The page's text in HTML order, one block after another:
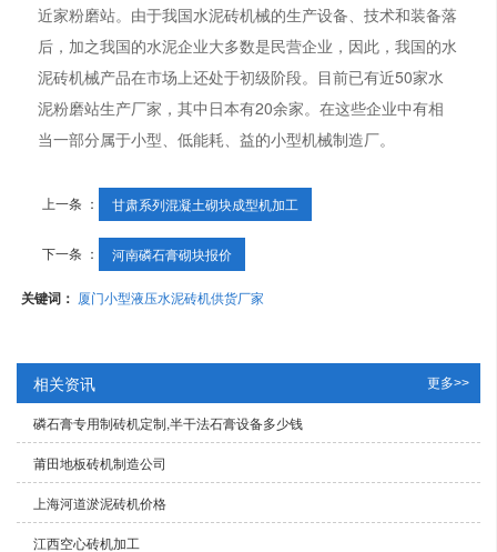
近家粉磨站。由于我国水泥砖机械的生产设备、技术和装备落
后，加之我国的水泥企业大多数是民营企业，因此，我国的水
泥砖机械产品在市场上还处于初级阶段。目前已有近50家水
泥粉磨站生产厂家，其中日本有20余家。在这些企业中有相
当一部分属于小型、低能耗、益的小型机械制造厂。
上一条 ： 甘肃系列混凝土砌块成型机加工
下一条 ： 河南磷石膏砌块报价
关键词： 厦门小型液压水泥砖机供货厂家
相关资讯 更多>>
磷石膏专用制砖机定制,半干法石膏设备多少钱
莆田地板砖机制造公司
上海河道淤泥砖机价格
江西空心砖机加工